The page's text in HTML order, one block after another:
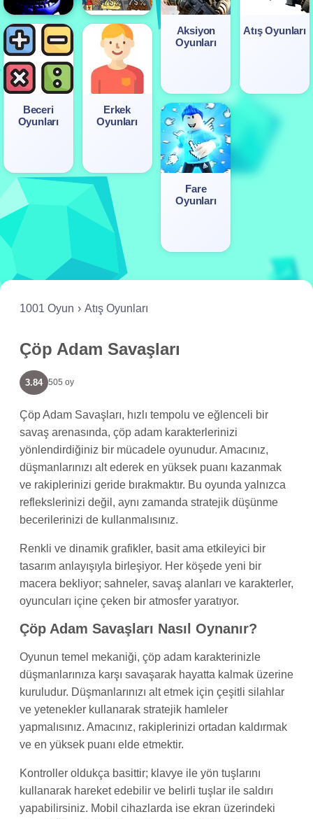
Aksiyon
Oyunları
Atış Oyunları
Beceri
Oyunları
Erkek
Oyunları
Fare
Oyunları
1001 Oyun Atış Oyunları
Çöp Adam Savaşları
3.84 505 oy
Çöp Adam Savaşları, hızlı tempolu ve eğlenceli bir
savaş arenasında, çöp adam karakterlerinizi
yönlendirdiğiniz bir mücadele oyunudur. Amacınız,
düşmanlarınızı alt ederek en yüksek puanı kazanmak
ve rakiplerinizi geride bırakmaktır. Bu oyunda yalnızca
reflekslerinizi değil, aynı zamanda stratejik düşünme
becerilerinizi de kullanmalısınız.
Renkli ve dinamik grafikler, basit ama etkileyici bir
tasarım anlayışıyla birleşiyor. Her köşede yeni bir
macera bekliyor; sahneler, savaş alanları ve karakterler,
oyuncuları içine çeken bir atmosfer yaratıyor.
Çöp Adam Savaşları Nasıl Oynanır?
Oyunun temel mekaniği, çöp adam karakterinizle
düşmanlarınıza karşı savaşarak hayatta kalmak üzerine
kuruludur. Düşmanlarınızı alt etmek için çeşitli silahlar
ve yetenekler kullanarak stratejik hamleler
yapmalısınız. Amacınız, rakiplerinizi ortadan kaldırmak
ve en yüksek puanı elde etmektir.
Kontroller oldukça basittir; klavye ile yön tuşlarını
kullanarak hareket edebilir ve belirli tuşlar ile saldırı
yapabilirsiniz. Mobil cihazlarda ise ekran üzerindeki